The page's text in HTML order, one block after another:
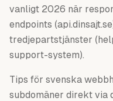
vanligt 2026 när
endpoints
tredjepartstjänster
support-system).
Tips för svenska
subdomäner direkt via